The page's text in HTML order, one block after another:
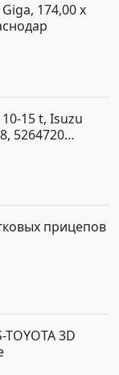
174,00 x
15 t, Isuzu
5264720
прицепов
TOYOTA 3D